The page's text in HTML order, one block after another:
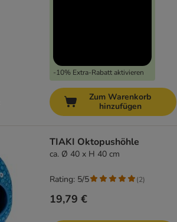
-10% Extra-Rabatt aktivieren
Zum Warenkorb
hinzufügen
TIAKI Oktopushöhle
ca. Ø 40 x H 40 cm
19,79 €
Rating: 5/5 (2)